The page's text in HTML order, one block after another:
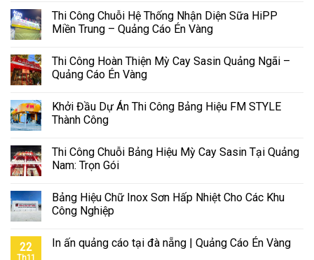
Thi Công Chuỗi Hệ Thống Nhận Diện Sữa HiPP
Miền Trung – Quảng Cáo Én Vàng
Thi Công Hoàn Thiện Mỳ Cay Sasin Quảng Ngãi –
Quảng Cáo Én Vàng
Khởi Đầu Dự Án Thi Công Bảng Hiệu FM STYLE
Thành Công
Thi Công Chuỗi Bảng Hiệu Mỳ Cay Sasin Tại Quảng
Nam: Trọn Gói
Bảng Hiệu Chữ Inox Sơn Hấp Nhiệt Cho Các Khu
Công Nghiệp
22
Th11
In ấn quảng cáo tại đà nẵng | Quảng Cáo Én Vàng